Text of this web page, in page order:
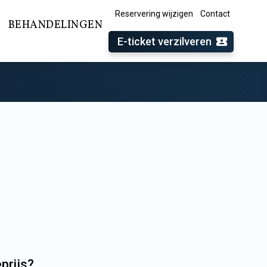
Reservering wijzigen Contact
BEHANDELINGEN
E-ticket verzilveren